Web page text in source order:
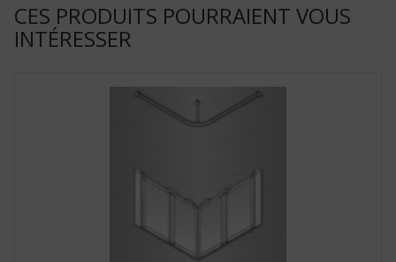
CES PRODUITS POURRAIENT VOUS
INTÉRESSER